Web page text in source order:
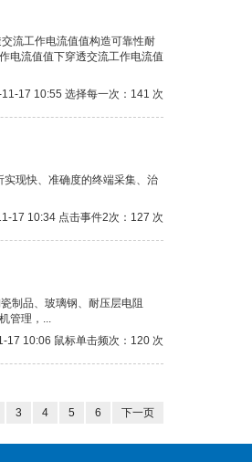
流工作电流值值构造可靠性耐
电流值值下穿透交流工作电流值
17 10:55 选择每一次：141 次
现快、准确度的终端采集、治
17 10:34 点击事件2次：127 次
制品、玻璃钢、耐压层电阻
管理，...
17 10:06 鼠标单击频次：120 次
3 4 5 6 下一页